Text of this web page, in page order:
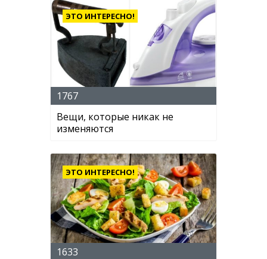
ЭТО ИНТЕРЕСНО!
1767
Вещи, которые никак не
изменяются
ЭТО ИНТЕРЕСНО!
1633